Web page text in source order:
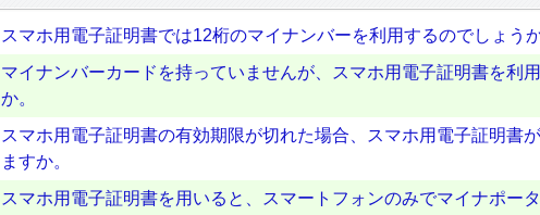
スマホ用電子証明書では12桁のマイナンバーを利用するのでしょうか
マイナンバーカードを持っていませんが、スマホ用電子証明書を利
か。
スマホ用電子証明書の有効期限が切れた場合、スマホ用電子証明書
ますか。
スマホ用電子証明書を用いると、スマートフォンのみでマイナポー